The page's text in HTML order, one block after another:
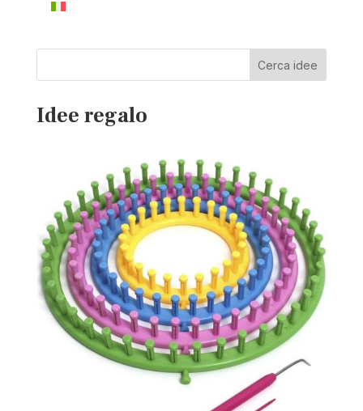
Cerca idee
Idee regalo